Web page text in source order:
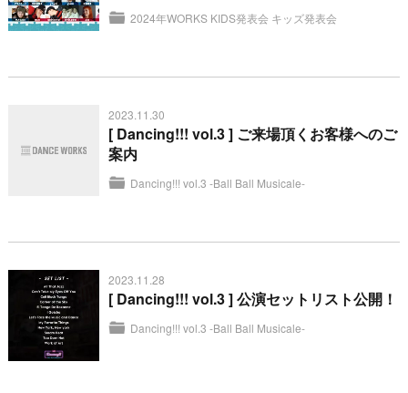
2024年WORKS KIDS発表会 キッズ発表会
2023.11.30
[ Dancing!!! vol.3 ] ご来場頂くお客様へのご
案内
Dancing!!! vol.3 -Ball Ball Musicale-
2023.11.28
[ Dancing!!! vol.3 ] 公演セットリスト公開！
Dancing!!! vol.3 -Ball Ball Musicale-